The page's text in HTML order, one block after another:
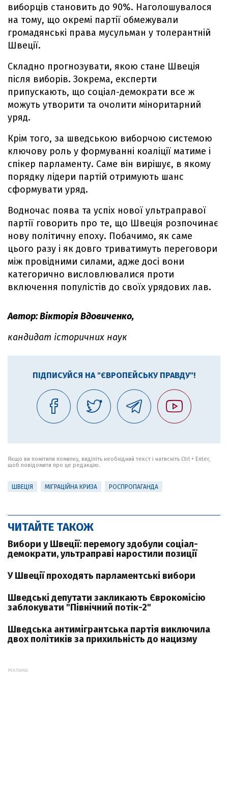
виборців становить до 90%. Наголошувалося
на тому, що окремі партії обмежували
громадянські права мусульман у толерантній
Швеції.
Складно прогнозувати, якою стане Швеція
після виборів. Зокрема, експерти
припускають, що соціал-демократи все ж
можуть утворити та очолити міноритарний
уряд.
Крім того, за шведською виборчою системою
ключову роль у формуванні коаліції матиме і
спікер парламенту. Саме він вирішує, в якому
порядку лідери партій отримують шанс
сформувати уряд.
Водночас поява та успіх нової ультраправої
партії говорить про те, що Швеція розпочинає
нову політичну епоху. Побачимо, як саме
цього разу і як довго триватимуть переговори
між провідними силами, адже досі вони
категорично висловлювалися проти
включення популістів до своїх урядових лав.
Автор: Вікторія Вдовиченко,
кандидат історичних наук
ПІДПИСУЙСЯ НА "ЄВРОПЕЙСЬКУ ПРАВДУ"!
Якщо ви помітили помилку, виділіть необхідний текст і натисніть Ctrl + Enter,
щоб повідомити про це редакцію.
ШВЕЦІЯ МІГРАЦІЙНА КРИЗА РОСПРОПАГАНДА
ЧИТАЙТЕ ТАКОЖ
Вибори у Швеції: перемогу здобули соціал-
демократи, ультраправі наростили позиції
У Швеції проходять парламентські вибори
Шведські депутати закликають Єврокомісію
заблокувати "Північний потік-2"
Шведська антимігрантська партія виключила
двох політиків за прихильність до нацизму
РЕКЛАМА: